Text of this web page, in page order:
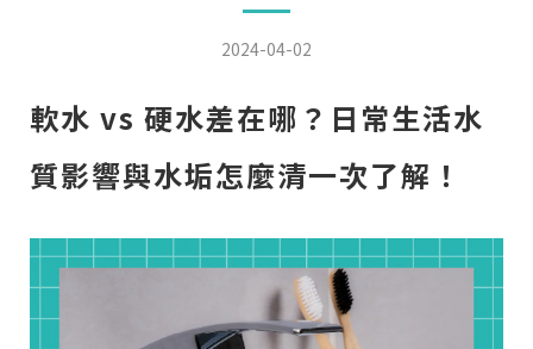
2024-04-02
軟水 vs 硬水差在哪？日常生活水
質影響與水垢怎麼清一次了解！